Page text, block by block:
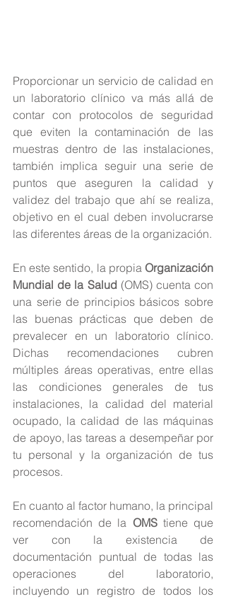
Proporcionar un servicio de calidad en
un laboratorio clínico va más allá de
contar con protocolos de seguridad
que eviten la contaminación de las
muestras dentro de las instalaciones,
también implica seguir una serie de
puntos que aseguren la calidad y
validez del trabajo que ahí se realiza,
objetivo en el cual deben involucrarse
las diferentes áreas de la organización.
En este sentido, la propia Organización
Mundial de la Salud (OMS) cuenta con
una serie de principios básicos sobre
las buenas prácticas que deben de
prevalecer en un laboratorio clínico.
Dichas recomendaciones cubren
múltiples áreas operativas, entre ellas
las condiciones generales de tus
instalaciones, la calidad del material
ocupado, la calidad de las máquinas
de apoyo, las tareas a desempeñar por
tu personal y la organización de tus
procesos.
En cuanto al factor humano, la principal
recomendación de la OMS tiene que
ver con la existencia de
documentación puntual de todas las
operaciones del laboratorio,
incluyendo un registro de todos los